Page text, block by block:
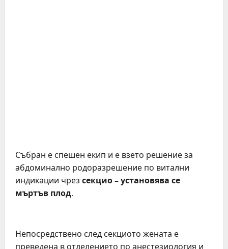
Събран е спешен екип и е взето решение за
абдоминално родоразрешение по витални
индикации чрез секцио – установява се
мъртъв плод.
Непосредствено след секциото жената е
преведена в отделението по анестезиология и